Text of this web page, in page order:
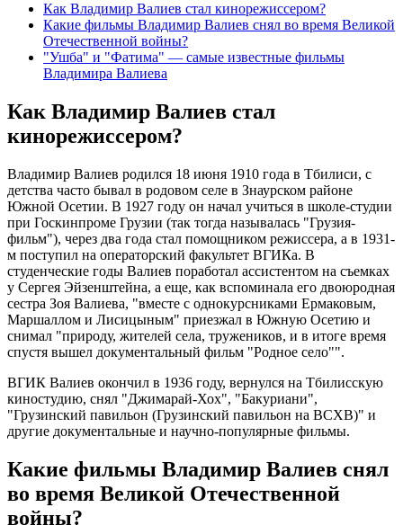
Как Владимир Валиев стал кинорежиссером?
Какие фильмы Владимир Валиев снял во время Великой
Отечественной войны?
"Ушба" и "Фатима" — самые известные фильмы
Владимира Валиева
Как Владимир Валиев стал
кинорежиссером?
Владимир Валиев родился 18 июня 1910 года в Тбилиси, с
детства часто бывал в родовом селе в Знаурском районе
Южной Осетии. В 1927 году он начал учиться в школе-студии
при Госкинпроме Грузии (так тогда называлась "Грузия-
фильм"), через два года стал помощником режиссера, а в 1931-
м поступил на операторский факультет ВГИКа. В
студенческие годы Валиев поработал ассистентом на съемках
у Сергея Эйзенштейна, а еще, как вспоминала его двоюродная
сестра Зоя Валиева, "вместе с однокурсниками Ермаковым,
Маршаллом и Лисицыным" приезжал в Южную Осетию и
снимал "природу, жителей села, тружеников, и в итоге время
спустя вышел документальный фильм "Родное село"".
ВГИК Валиев окончил в 1936 году, вернулся на Тбилисскую
киностудию, снял "Джимарай-Хох", "Бакуриани",
"Грузинский павильон (Грузинский павильон на ВСХВ)" и
другие документальные и научно-популярные фильмы.
Какие фильмы Владимир Валиев снял
во время Великой Отечественной
войны?